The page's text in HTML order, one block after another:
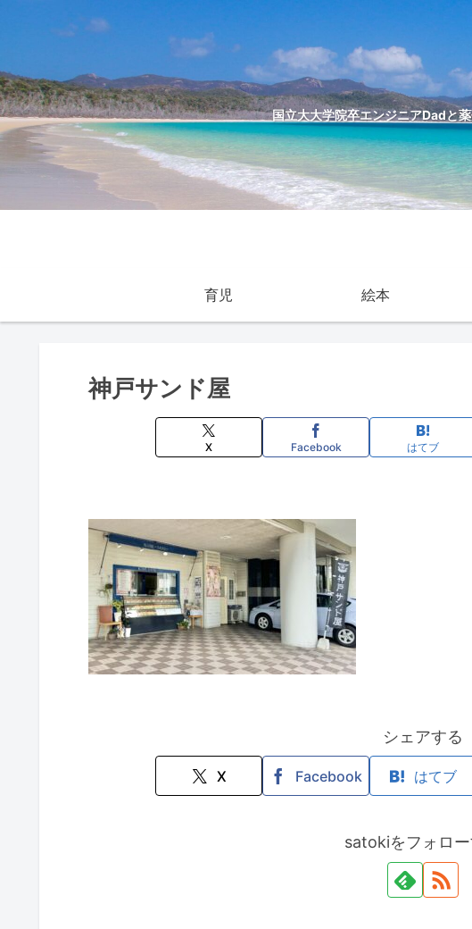
国立大大学院卒エンジニアDadと
育児 絵本
神戸サンド屋
X Facebook はてブ
シェアする
X Facebook はてブ
satokiをフォロー